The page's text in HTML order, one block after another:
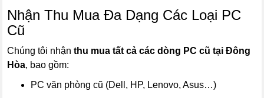
Nhận Thu Mua Đa Dạng Các Loại PC
Cũ
Chúng tôi nhậnthu mua tất cả các dòng PC cũ tại Đông
Hòa, bao gồm:
PC văn phòng cũ (Dell, HP, Lenovo, Asus…)